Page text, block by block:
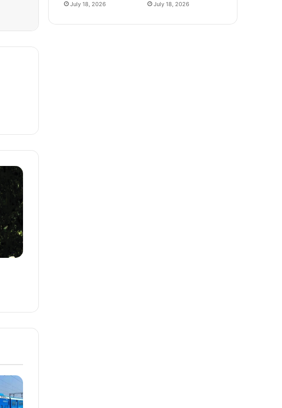
July 18, 2026 July 18, 2026